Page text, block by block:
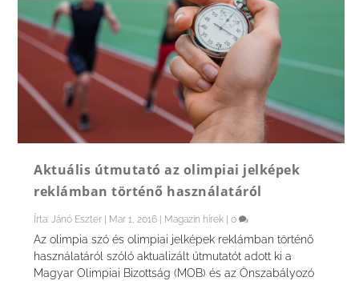
Aktuális útmutató az olimpiai jelképek
reklámban történő használatáról
Írta:Jánó Eszter Mar 1, 2016 Magazin hírek |0
Az olimpia szó és olimpiai jelképek reklámban történő
használatáról szóló aktualizált útmutatót adott ki a
Magyar Olimpiai Bizottság (MOB) és az Önszabályozó